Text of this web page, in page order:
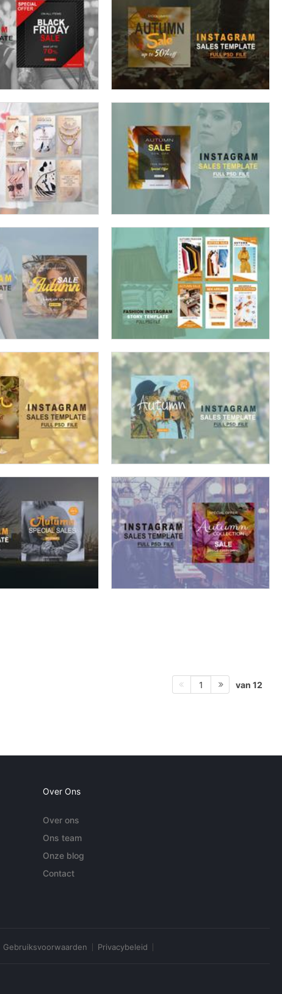
1 van 12
Over Ons
Over ons
Ons team
Onze blog
Contact
Gebruiksvoorwaarden Privacybeleid